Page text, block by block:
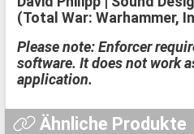
(Total War: Warhammer,
Please note: Enforcer
software. It does not work
application.
Ähnliche Produkte